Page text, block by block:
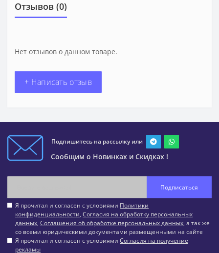
Отзывов (0)
Нет отзывов о данном товаре.
+ Написать отзыв
Подпишитесь на рассылку или
Сообщим о Новинках и Скидках !
Подписаться
Я прочитал и согласен с условиями Политики
конфиденциальности, Согласия на обработку персональных
данных, Соглашения об обработке персональных данных, а так же
со всеми юридическими документами размещенными на сайте
Я прочитал и согласен с условиями Согласия на получение
рекламы